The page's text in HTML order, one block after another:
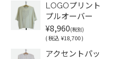
LOGOプリント
プルオーバー
¥8,960(税別)
(税込 ¥18,700 )
アクセントパッ